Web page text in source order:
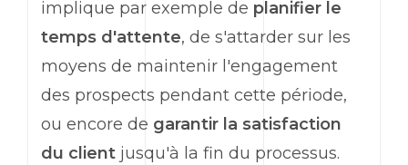
implique par exemple de planifier le
temps d'attente, de s'attarder sur les
moyens de maintenir l'engagement
des prospects pendant cette période,
ou encore de garantir la satisfaction
du client jusqu'à la fin du processus.